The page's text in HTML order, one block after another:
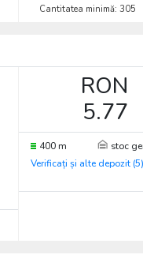
Cantitatea minimă: 305
RON
5.77
400 m stoc
Verificați și alte depozit (5)